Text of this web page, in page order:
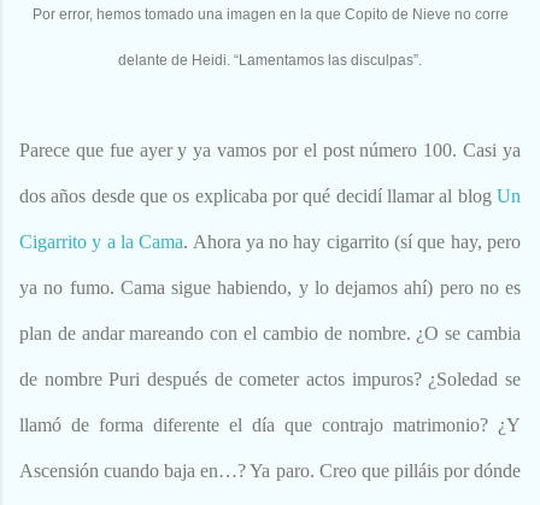
Por error, hemos tomado una imagen en la que Copito de Nieve no corre
delante de Heidi. “Lamentamos las disculpas”.
Parece que fue ayer y ya vamos por el post número 100. Casi ya
dos años desde que os explicaba por qué decidí llamar al blog Un
Cigarrito y a la Cama. Ahora ya no hay cigarrito (sí que hay, pero
ya no fumo. Cama sigue habiendo, y lo dejamos ahí) pero no es
plan de andar mareando con el cambio de nombre. ¿O se cambia
de nombre Puri después de cometer actos impuros? ¿Soledad se
llamó de forma diferente el día que contrajo matrimonio? ¿Y
Ascensión cuando baja en…? Ya paro. Creo que pilláis por dónde